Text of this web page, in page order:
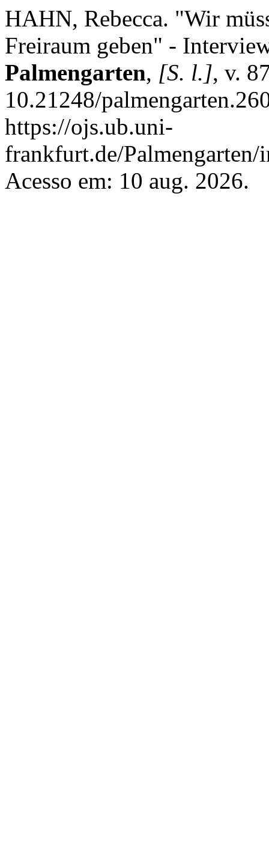
HAHN, Rebecca. "Wir
Freiraum geben" -
Palmengarten, [S. l.], v.
10.21248/
https://ojs.ub.uni-
frankfurt.de/
Acesso em: 10 aug. 2026.